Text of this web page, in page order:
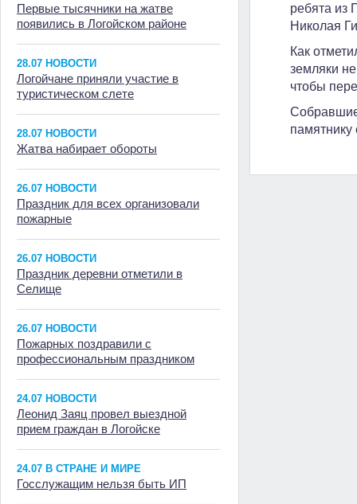
Первые тысячники на жатве
появились в Логойском районе
28.07 НОВОСТИ
Логойчане приняли участие в
туристическом слете
28.07 НОВОСТИ
Жатва набирает обороты
26.07 НОВОСТИ
Праздник для всех организовали
пожарные
26.07 НОВОСТИ
Праздник деревни отметили в
Селище
26.07 НОВОСТИ
Пожарных поздравили с
профессиональным праздником
24.07 НОВОСТИ
Леонид Заяц провел выездной
прием граждан в Логойске
24.07 В СТРАНЕ И МИРЕ
Госслужащим нельзя быть ИП
ребята из
Николая
Как
земляки
чтобы